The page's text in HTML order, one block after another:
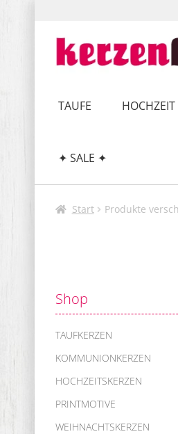
springen
springen
TAUFE HOCHZEIT
✦ SALE ✦
Start Produkte
Shop
TAUFKERZEN
KOMMUNIONKERZEN
HOCHZEITSKERZEN
PRINTMOTIVE
WEIHNACHTSKERZEN